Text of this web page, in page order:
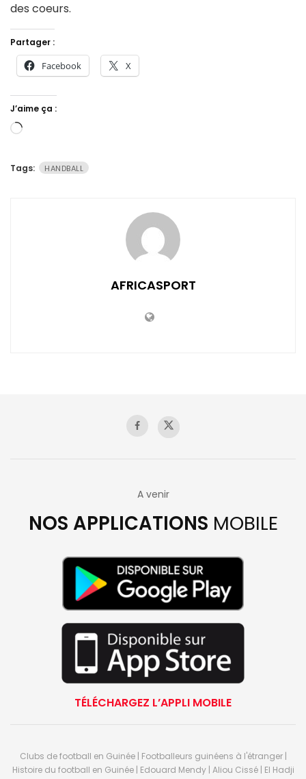
des coeurs.
Partager :
Facebook X
J’aime ça :
Chargement…
Tags: HANDBALL
AFRICASPORT
A venir
NOS APPLICATIONS MOBILE
TÉLÉCHARGEZ L’APPLI MOBILE
Clubs de football en Guinée | Footballeurs guinéens à l'étranger |
Histoire du football en Guinée | Edouard Mendy | Aliou Cissé | El Hadji